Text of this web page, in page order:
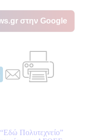
στην Google
Πολυτεχνείο”